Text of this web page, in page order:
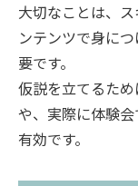
大切なことは、
ンテンツで身に
要です。
仮説を立てるた
や、実際に体験
有効です。